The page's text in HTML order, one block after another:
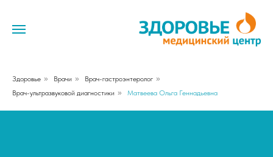
Здоровье » Врачи » Врач-гастроэнтеролог »
Врач-ультразвуковой диагностики » Матвеева Ольга Геннадьевна